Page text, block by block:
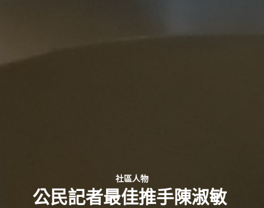
社區人物
公民記者最佳推手陳淑敏